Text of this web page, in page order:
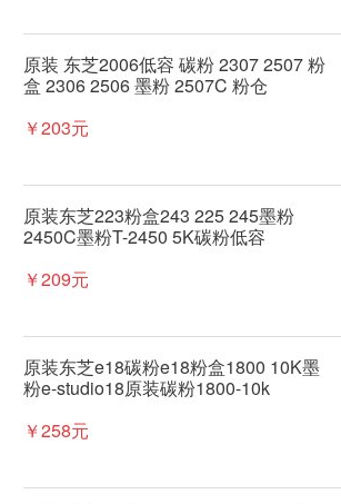
原装 东芝2006低容 碳粉 2307 2507 粉
盒 2306 2506 墨粉 2507C 粉仓
￥203元
原装东芝223粉盒243 225 245墨粉
2450C墨粉T-2450 5K碳粉低容
￥209元
原装东芝e18碳粉e18粉盒1800 10K墨
粉e-studio18原装碳粉1800-10k
￥258元